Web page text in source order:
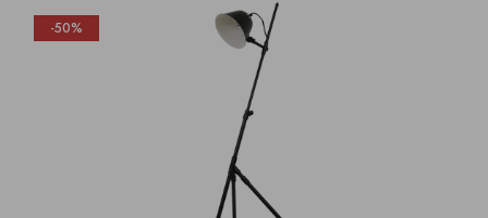
-50%